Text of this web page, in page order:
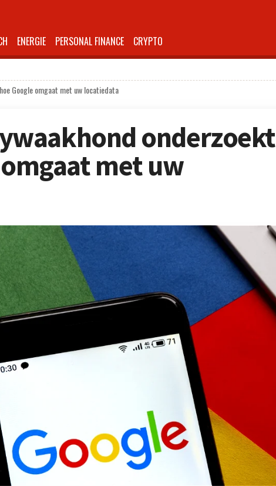
ENERGIE PERSONAL FINANCE CRYPTO
Google omgaat met uw locatiedata
onderzoekt
met uw